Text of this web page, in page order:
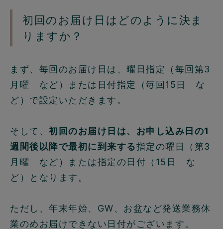
初回のお届け日はどのように決ま
りますか？
まず、毎回のお届け日は、曜日指定（毎回第3
月曜 など）または日付指定（毎回15日 な
ど）で設定いただきます。
そして、 初回のお届け日は、お申し込み日の1
週間後以降で最初に到来する指定の曜日（第3
月曜 など）または指定の日付（15日 な
ど）となります。
ただし、年末年始、GW、お盆など発送業務休
業のめお届けできない日付がございます。